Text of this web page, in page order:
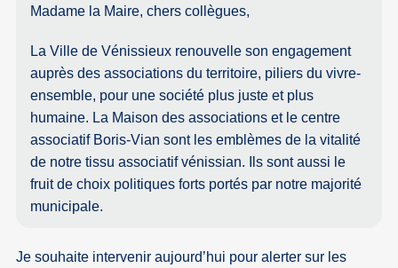
Madame la Maire, chers collègues,
La Ville de Vénissieux renouvelle son engagement
auprès des associations du territoire, piliers du vivre-
ensemble, pour une société plus juste et plus
humaine. La Maison des associations et le centre
associatif Boris-Vian sont les emblèmes de la vitalité
de notre tissu associatif vénissian. Ils sont aussi le
fruit de choix politiques forts portés par notre majorité
municipale.
Je souhaite intervenir aujourd’hui pour alerter sur les